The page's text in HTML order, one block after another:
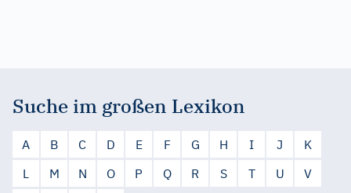
Suche im großen Lexikon
A B C D E F G H I J
K
L
M N O P Q R S T U
V